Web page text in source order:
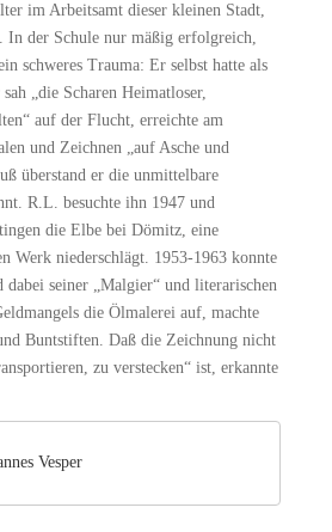
im Arbeitsamt dieser kleinen Stadt,
In der Schule nur mäßig erfolgreich,
schweres Trauma: Er selbst hatte als
„die Scharen Heimatloser,
auf der Flucht, erreichte am
und Zeichnen „auf Asche und
überstand er die unmittelbare
R.L. besuchte ihn 1947 und
die Elbe bei Dömitz, eine
Werk niederschlägt. 1953-1963 konnte
seiner „Malgier“ und literarischen
die Ölmalerei auf, machte
Buntstiften. Daß die Zeichnung nicht
zu verstecken“ ist, erkannte
Vesper